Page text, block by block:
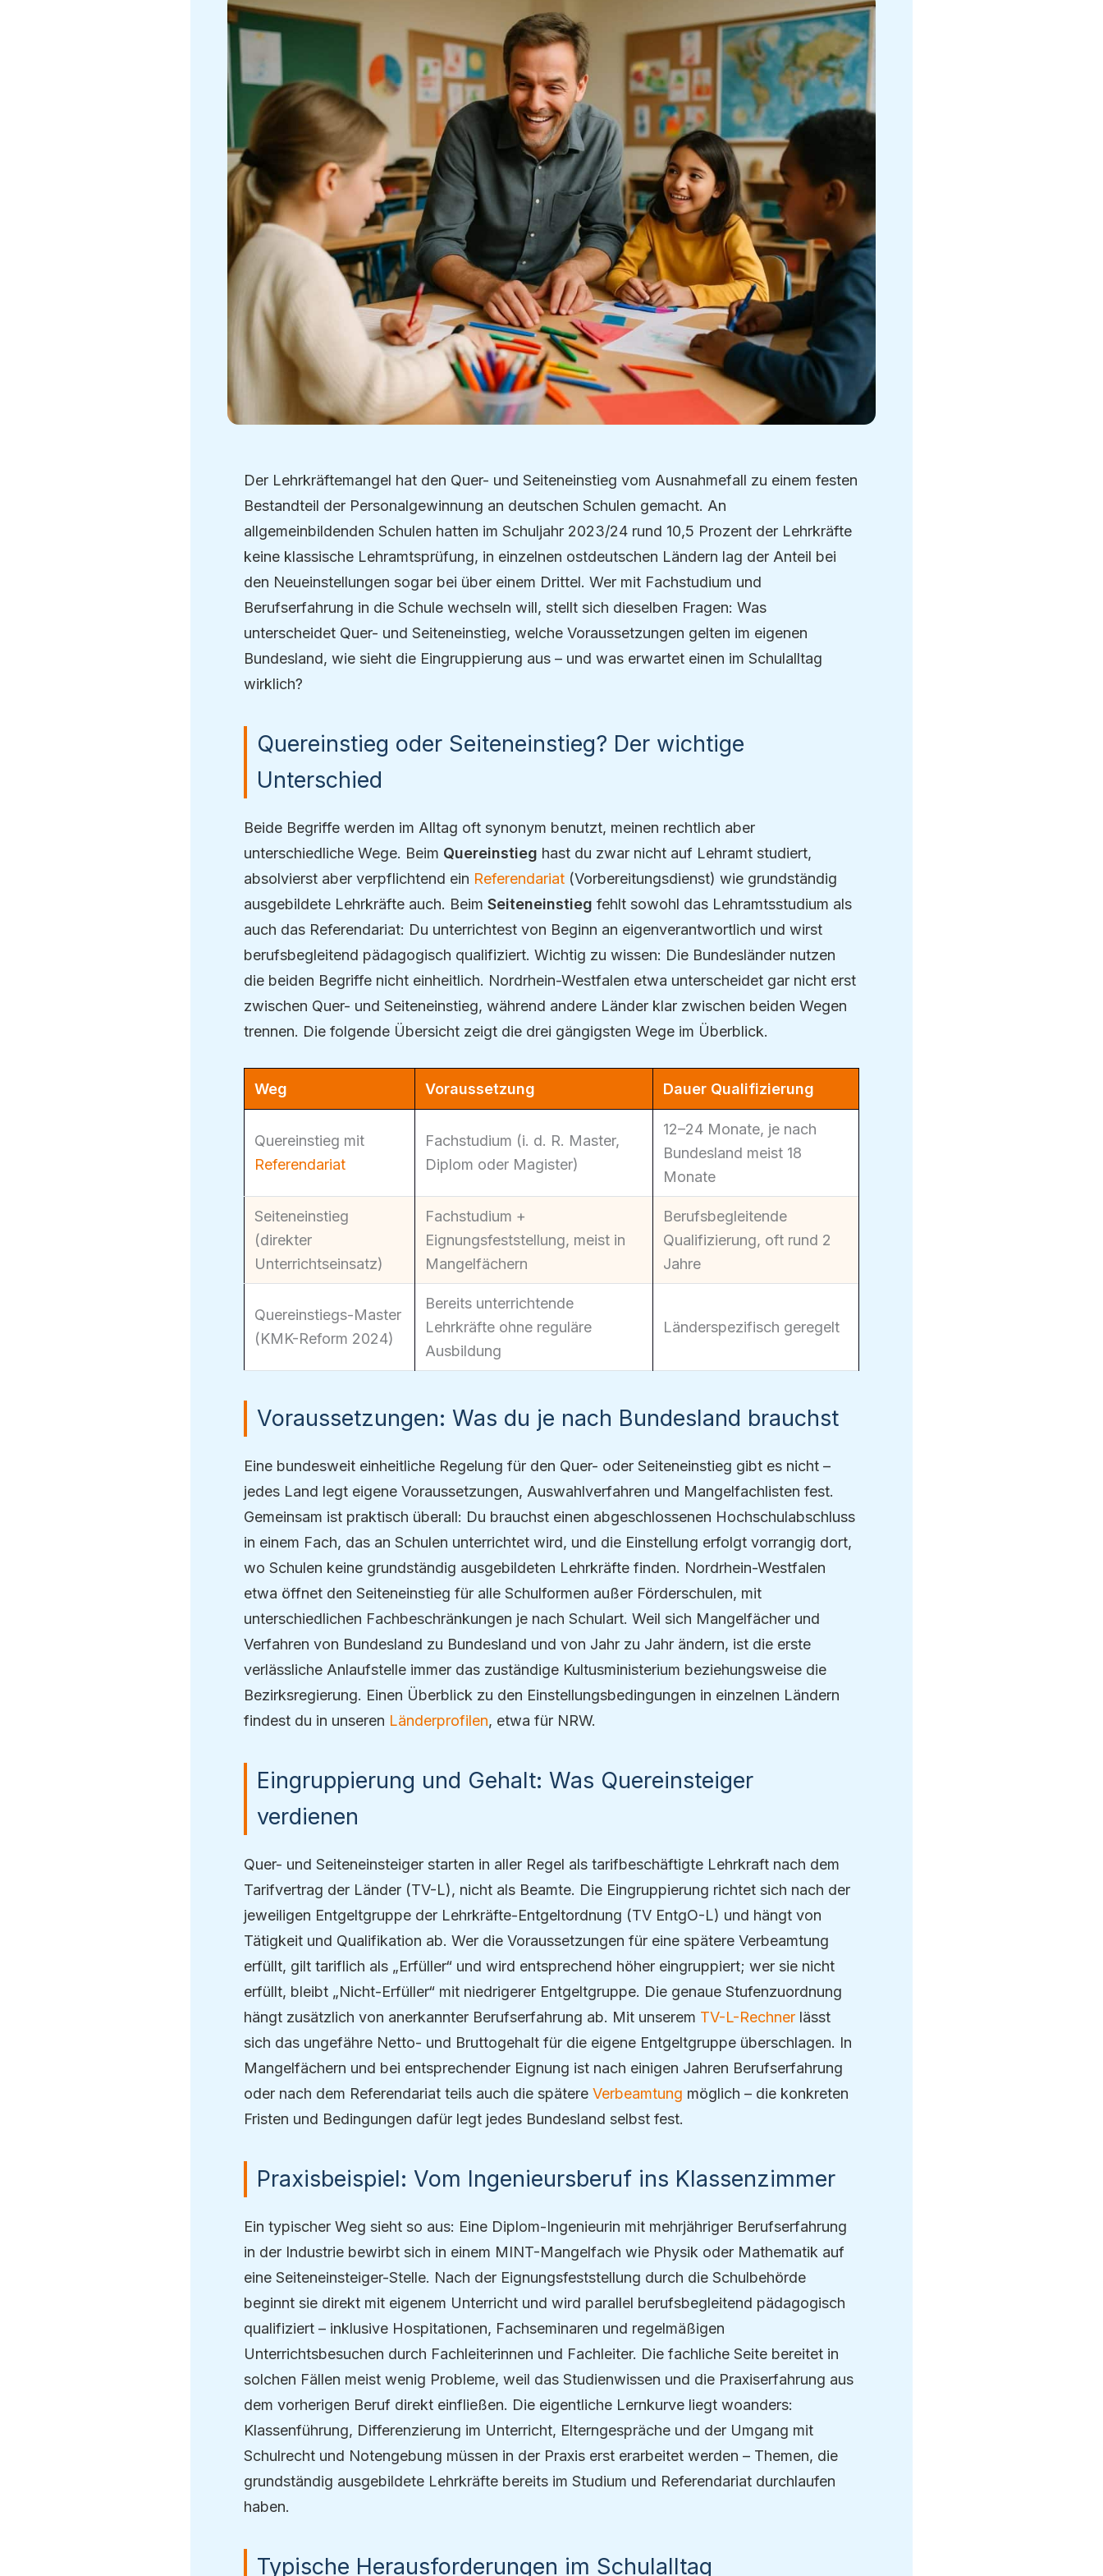
Der Lehrkräftemangel hat den Quer- und Seiteneinstieg vom Ausnahmefall zu einem festen
Bestandteil der Personalgewinnung an deutschen Schulen gemacht. An
allgemeinbildenden Schulen hatten im Schuljahr 2023/24 rund 10,5 Prozent der Lehrkräfte
keine klassische Lehramtsprüfung, in einzelnen ostdeutschen Ländern lag der Anteil bei
den Neueinstellungen sogar bei über einem Drittel. Wer mit Fachstudium und
Berufserfahrung in die Schule wechseln will, stellt sich dieselben Fragen: Was
unterscheidet Quer- und Seiteneinstieg, welche Voraussetzungen gelten im eigenen
Bundesland, wie sieht die Eingruppierung aus – und was erwartet einen im Schulalltag
wirklich?
Quereinstieg oder Seiteneinstieg? Der wichtige
Unterschied
Beide Begriffe werden im Alltag oft synonym benutzt, meinen rechtlich aber
unterschiedliche Wege. Beim Quereinstieg hast du zwar nicht auf Lehramt studiert,
absolvierst aber verpflichtend ein Referendariat (Vorbereitungsdienst) wie grundständig
ausgebildete Lehrkräfte auch. Beim Seiteneinstieg fehlt sowohl das Lehramtsstudium als
auch das Referendariat: Du unterrichtest von Beginn an eigenverantwortlich und wirst
berufsbegleitend pädagogisch qualifiziert. Wichtig zu wissen: Die Bundesländer nutzen
die beiden Begriffe nicht einheitlich. Nordrhein-Westfalen etwa unterscheidet gar nicht erst
zwischen Quer- und Seiteneinstieg, während andere Länder klar zwischen beiden Wegen
trennen. Die folgende Übersicht zeigt die drei gängigsten Wege im Überblick.
Weg Voraussetzung Dauer Qualifizierung
Quereinstieg mit
Referendariat
Fachstudium (i. d. R. Master,
Diplom oder Magister)
12–24 Monate, je nach
Bundesland meist 18
Monate
Seiteneinstieg
(direkter
Unterrichtseinsatz)
Fachstudium +
Eignungsfeststellung, meist in
Mangelfächern
Berufsbegleitende
Qualifizierung, oft rund 2
Jahre
Quereinstiegs-Master
(KMK-Reform 2024)
Bereits unterrichtende
Lehrkräfte ohne reguläre
Ausbildung
Länderspezifisch geregelt
Voraussetzungen: Was du je nach Bundesland brauchst
Eine bundesweit einheitliche Regelung für den Quer- oder Seiteneinstieg gibt es nicht –
jedes Land legt eigene Voraussetzungen, Auswahlverfahren und Mangelfachlisten fest.
Gemeinsam ist praktisch überall: Du brauchst einen abgeschlossenen Hochschulabschluss
in einem Fach, das an Schulen unterrichtet wird, und die Einstellung erfolgt vorrangig dort,
wo Schulen keine grundständig ausgebildeten Lehrkräfte finden. Nordrhein-Westfalen
etwa öffnet den Seiteneinstieg für alle Schulformen außer Förderschulen, mit
unterschiedlichen Fachbeschränkungen je nach Schulart. Weil sich Mangelfächer und
Verfahren von Bundesland zu Bundesland und von Jahr zu Jahr ändern, ist die erste
verlässliche Anlaufstelle immer das zuständige Kultusministerium beziehungsweise die
Bezirksregierung. Einen Überblick zu den Einstellungsbedingungen in einzelnen Ländern
findest du in unseren Länderprofilen, etwa für NRW.
Eingruppierung und Gehalt: Was Quereinsteiger
verdienen
Quer- und Seiteneinsteiger starten in aller Regel als tarifbeschäftigte Lehrkraft nach dem
Tarifvertrag der Länder (TV-L), nicht als Beamte. Die Eingruppierung richtet sich nach der
jeweiligen Entgeltgruppe der Lehrkräfte-Entgeltordnung (TV EntgO-L) und hängt von
Tätigkeit und Qualifikation ab. Wer die Voraussetzungen für eine spätere Verbeamtung
erfüllt, gilt tariflich als „Erfüller“ und wird entsprechend höher eingruppiert; wer sie nicht
erfüllt, bleibt „Nicht-Erfüller“ mit niedrigerer Entgeltgruppe. Die genaue Stufenzuordnung
hängt zusätzlich von anerkannter Berufserfahrung ab. Mit unserem TV-L-Rechner lässt
sich das ungefähre Netto- und Bruttogehalt für die eigene Entgeltgruppe überschlagen. In
Mangelfächern und bei entsprechender Eignung ist nach einigen Jahren Berufserfahrung
oder nach dem Referendariat teils auch die spätere Verbeamtung möglich – die konkreten
Fristen und Bedingungen dafür legt jedes Bundesland selbst fest.
Praxisbeispiel: Vom Ingenieursberuf ins Klassenzimmer
Ein typischer Weg sieht so aus: Eine Diplom-Ingenieurin mit mehrjähriger Berufserfahrung
in der Industrie bewirbt sich in einem MINT-Mangelfach wie Physik oder Mathematik auf
eine Seiteneinsteiger-Stelle. Nach der Eignungsfeststellung durch die Schulbehörde
beginnt sie direkt mit eigenem Unterricht und wird parallel berufsbegleitend pädagogisch
qualifiziert – inklusive Hospitationen, Fachseminaren und regelmäßigen
Unterrichtsbesuchen durch Fachleiterinnen und Fachleiter. Die fachliche Seite bereitet in
solchen Fällen meist wenig Probleme, weil das Studienwissen und die Praxiserfahrung aus
dem vorherigen Beruf direkt einfließen. Die eigentliche Lernkurve liegt woanders:
Klassenführung, Differenzierung im Unterricht, Elterngespräche und der Umgang mit
Schulrecht und Notengebung müssen in der Praxis erst erarbeitet werden – Themen, die
grundständig ausgebildete Lehrkräfte bereits im Studium und Referendariat durchlaufen
haben.
Typische Herausforderungen im Schulalltag